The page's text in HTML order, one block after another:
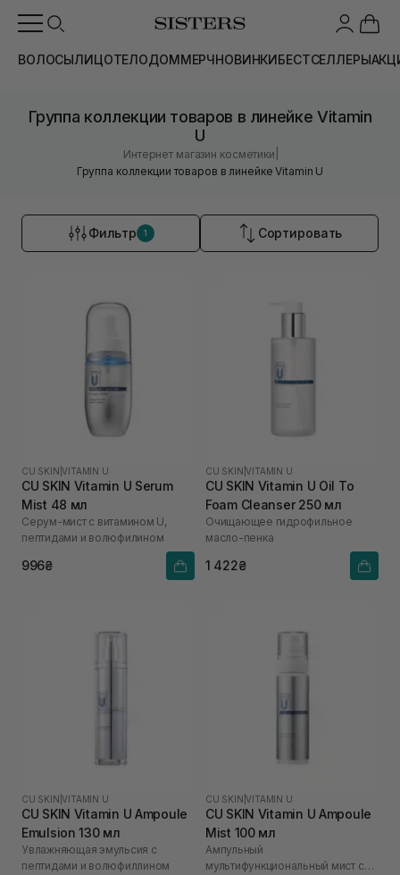
ВОЛОСЫЛИЦОТЕЛОДОММЕРЧНОВИНКИБЕСТСЕЛЛЕРЫ
Группа коллекции товаров в линейке Vitamin
U
Интернет магазин косметики
Группа коллекции товаров в линейке Vitamin U
Фильтр 1 Сортировать
CU SKIN |VITAMIN U
CU SKIN Vitamin U Serum
Mist 48 мл
Серум-мист с витамином U,
пептидами и волюфилином
996₴
CU SKIN |VITAMIN U
CU SKIN Vitamin U Oil To
Foam Cleanser 250 мл
Очищающее гидрофильное
масло-пенка
1 422₴
CU SKIN |VITAMIN U
CU SKIN Vitamin U Ampoule
Emulsion 130 мл
Увлажняющая эмульсия с
пептидами и волюфиллином
CU SKIN |VITAMIN U
CU SKIN Vitamin U Ampoule
Mist 100 мл
Ампульный
мультифункциональный мист с